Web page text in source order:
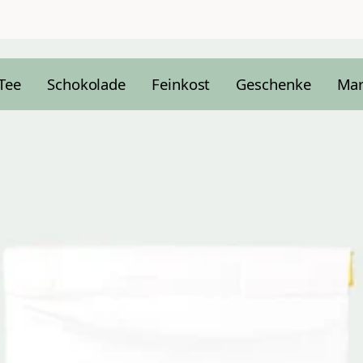
Schokolade Feinkost Geschenke